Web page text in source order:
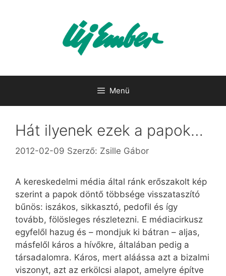
Menü
Hát ilyenek ezek a papok…
2012-02-09 Szerző: Zsille Gábor
A kereskedelmi média által ránk erőszakolt kép
szerint a papok döntő többsége visszataszító
bűnös: iszákos, sikkasztó, pedofil és így
tovább, fölösleges részletezni. E médiacirkusz
egyfelől hazug és – mondjuk ki bátran – aljas,
másfelől káros a hívőkre, általában pedig a
társadalomra. Káros, mert aláássa azt a bizalmi
viszonyt, azt az erkölcsi alapot, amelyre építve